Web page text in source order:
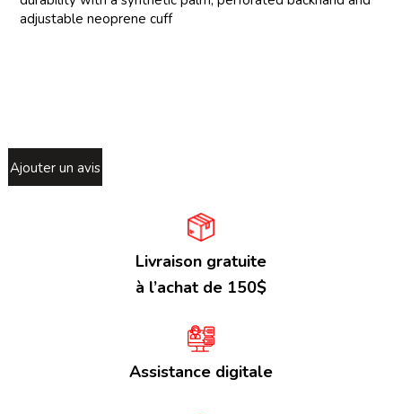
adjustable neoprene cuff
Ajouter un avis
Livraison gratuite
à l’achat de 150$
Assistance digitale